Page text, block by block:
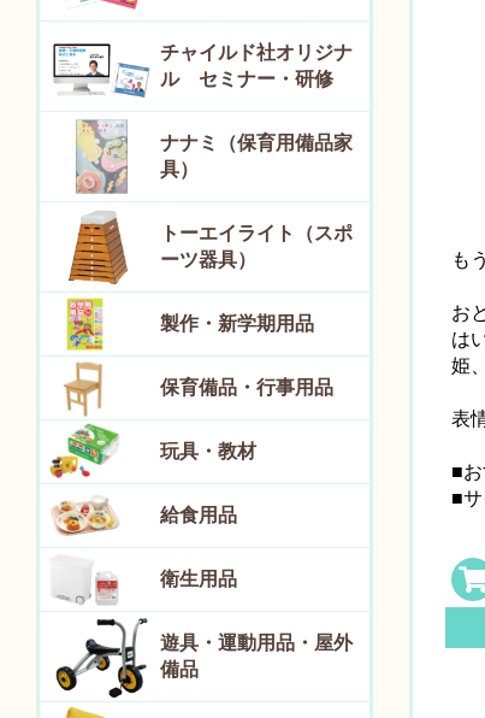
も
お
は
姫
表
■
■
チャイルド社オリジナ
ル セミナー・研修
ナナミ（保育用備品家
具）
トーエイライト（スポ
ーツ器具）
製作・新学期用品
保育備品・行事用品
玩具・教材
給食用品
衛生用品
遊具・運動用品・屋外
備品